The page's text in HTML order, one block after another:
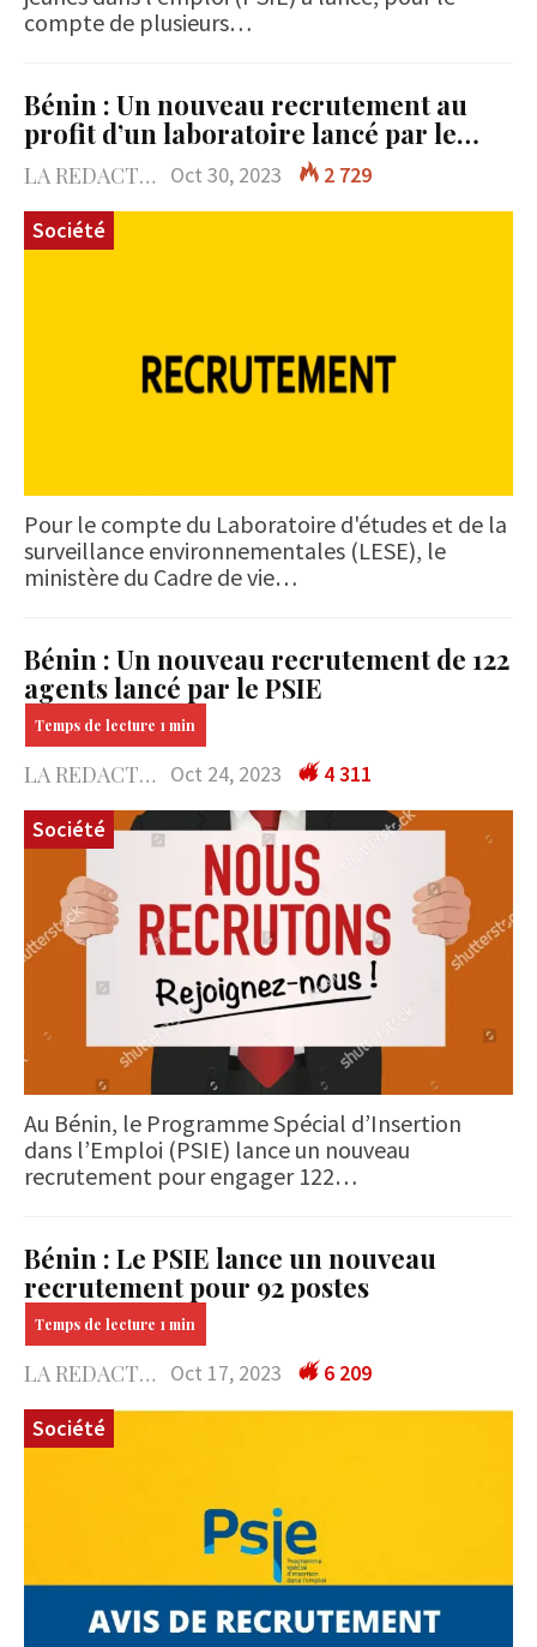
compte de plusieurs…
Bénin : Un nouveau recrutement au
profit d’un laboratoire lancé par le…
LA REDACTION Oct 30, 2023
2 729
Société
Pour le compte du Laboratoire d'études et de la
surveillance environnementales (LESE), le
ministère du Cadre de vie…
Bénin : Un nouveau recrutement de 122
agents lancé par le PSIE
LA REDACTION Oct 24, 2023
4 311
Société
Au Bénin, le Programme Spécial d’Insertion
dans l’Emploi (PSIE) lance un nouveau
recrutement pour engager 122…
Bénin : Le PSIE lance un nouveau
recrutement pour 92 postes
LA REDACTION Oct 17, 2023
6 209
Société